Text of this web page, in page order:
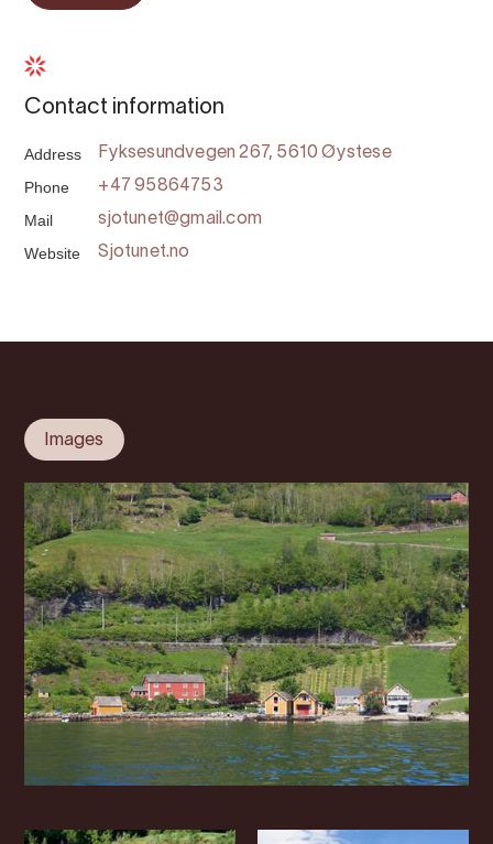
Contact information
Address Fyksesundvegen 267, 5610 Øystese
Phone +47 95864753
Mail sjotunet@gmail.com
Website Sjotunet.no
Images